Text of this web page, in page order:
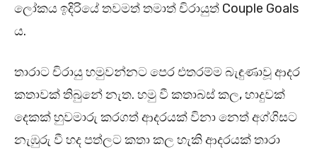
ලෝකය ඉදිරියේ තවමත් තමාත් චිරායුත් Couple Goals
ය.
තාරාට චිරායු හමුවන්නට පෙර එතරම්ම බැඳුණාවූ ආදර
කතාවක් තිබුනේ නැත. හමු වී කතාබස් කල, හාදුවක්
දෙකක් හුවමාරු කරගත් ආදරයක් විනා නෙත් අග්ගිසට
නැඹුරු වී හද පත්ලට කතා කල හැකි ආදරයක් තාරා